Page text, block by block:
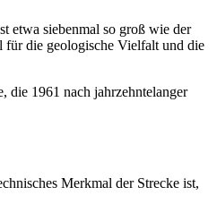
etwa siebenmal so groß wie der
für die geologische Vielfalt und die
die 1961 nach jahrzehntelanger
Merkmal der Strecke ist,